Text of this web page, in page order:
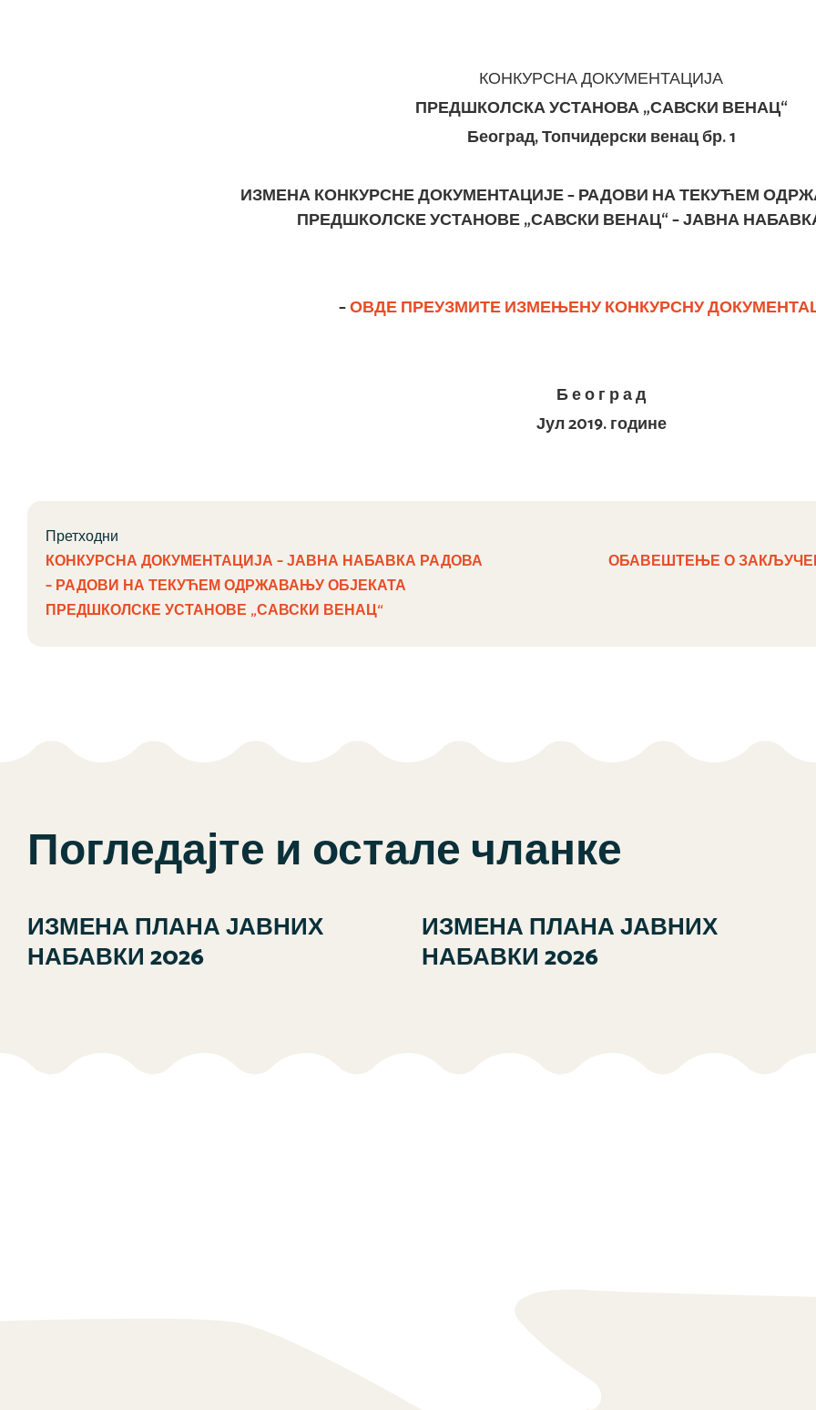
КОНКУРСНА ДОКУМЕНТАЦИЈА
ПРЕДШКОЛСКА УСТАНОВА „САВСКИ ВЕНАЦ“
Београд, Топчидерски венац бр. 1
ИЗМЕНА КОНКУРСНЕ ДОКУМЕНТАЦИЈЕ – РАДОВИ НА ТЕКУЋЕМ
ПРЕДШКОЛСКЕ УСТАНОВЕ „САВСКИ ВЕНАЦ“ – ЈАВНА
–ОВДЕ ПРЕУЗМИТЕИЗМЕЊЕНУКОНКУРСНУ
Б е о г р а д
Јул 2019. године
Претходни
КОНКУРСНА ДОКУМЕНТАЦИЈА – ЈАВНА НАБАВКА РАДОВА
– РАДОВИ НА ТЕКУЋЕМ ОДРЖАВАЊУ ОБЈЕКАТА
ПРЕДШКОЛСКЕ УСТАНОВЕ „САВСКИ ВЕНАЦ“
ОБАВЕШТЕЊЕ О
Погледајте и остале чланке
ИЗМЕНА ПЛАНА ЈАВНИХ
НАБАВКИ 2026
ИЗМЕНА ПЛАНА ЈАВНИХ
НАБАВКИ 2026